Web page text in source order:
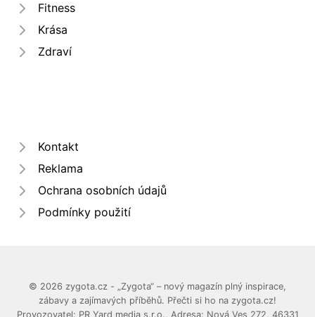
Fitness
Krása
Zdraví
Kontakt
Reklama
Ochrana osobních údajů
Podmínky použití
© 2026 zygota.cz - „Zygota“ – nový magazín plný inspirace,
zábavy a zajímavých příběhů. Přečti si ho na zygota.cz!
Provozovatel: PR Yard media s.r.o., Adresa: Nová Ves 272, 46331